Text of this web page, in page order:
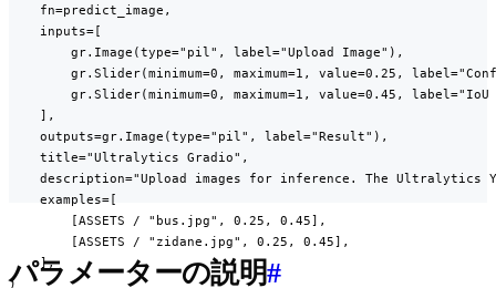
    fn=predict_image,
    inputs=[
        gr.Image(type="pil", label="Upload Image"),
gr.Slider(minimum=0, maximum=1, value=0.25,
gr.Slider(minimum=0, maximum=1, value=0.45, label="IoU
    ],
    outputs=gr.Image(type="pil", label="Result"),
    title="Ultralytics Gradio",
description="Upload images for inference. The Ultralytics
    examples=[
        [ASSETS / "bus.jpg", 0.25, 0.45],
        [ASSETS / "zidane.jpg", 0.25, 0.45],
    ],
)
パラメーターの説明#